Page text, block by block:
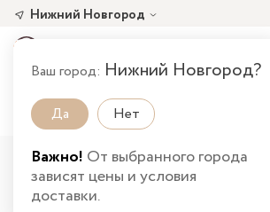
Нижний Новгород
Ваш город: Нижний Новгород?
Да Нет
Важно! От выбранного города
зависят цены и условия
доставки.
Главная Каталог товаров Кухня
Шкаф верхний горизонтальный глубокий
Нижнем Новгороде